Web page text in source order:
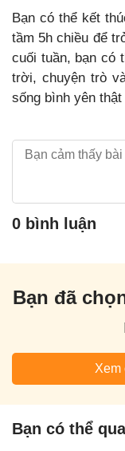
Bạn có thể kết
tầm 5h chiều để
cuối tuần, bạn có
trời, chuyện trò
sống bình yên
0 bình luận
Bạn đã
Xem
Bạn có thể